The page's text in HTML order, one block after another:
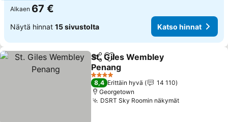
Alkaen 67 €
Näytä hinnat 15 sivustolta Katso hinnat
Jaa Lisää suosikkeihin
St. Giles Wembley
Penang
Katso hinnat
4 Tähtiluokitus
8,4 Erittäin hyvä
14 110
Georgetown
DSRT Sky Roomin näkymätKatso hinnat